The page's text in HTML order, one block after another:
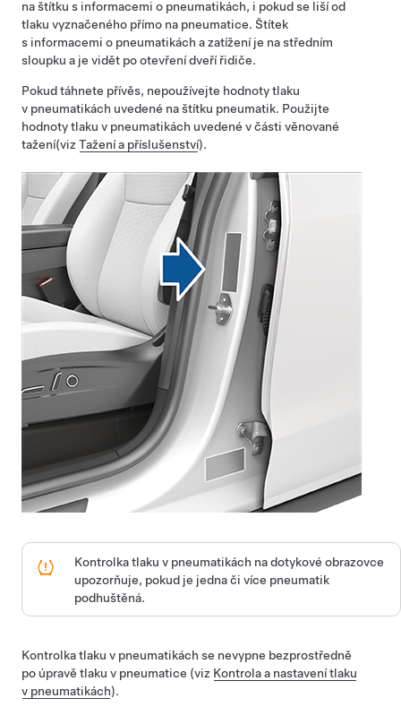
na štítku s informacemi o pneumatikách, i pokud se liší od
tlaku vyznačeného přímo na pneumatice. Štítek
s informacemi o pneumatikách a zatížení je na středním
sloupku a je vidět po otevřenídveří řidiče.
Pokud táhnete přívěs, nepoužívejte hodnoty tlaku
v pneumatikách uvedené na štítku pneumatik. Použijte
hodnoty tlaku v pneumatikách uvedené v části věnované
tažení(viz Tažení a příslušenství).
Kontrolka tlaku v pneumatikách nadotykové obrazovce
upozorňuje, pokud je jedna či více pneumatik
podhuštěná.
Kontrolka tlaku v pneumatikách se nevypne bezprostředně
po úpravě tlaku v pneumatice (viz Kontrola a nastavení tlaku
v pneumatikách).